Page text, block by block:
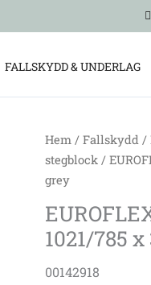
FALLSKYDD & UNDERLAG
Hem /Fallskydd /
stegblock /
grey
1021/785
00142918
EUROFLEX®
Step
1/8
circle
x